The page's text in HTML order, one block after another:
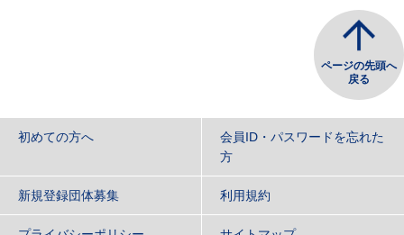
ページの先頭へ
戻る
初めての方へ
会員ID・パスワードを忘れた
方
新規登録団体募集 利用規約